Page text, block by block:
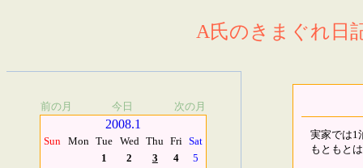
A氏のきまぐれ日
前の月 今日 次の月
2008.1
Sun Mon Tue Wed Thu Fri Sat
1
2 3 4
5
実家では1
もともと